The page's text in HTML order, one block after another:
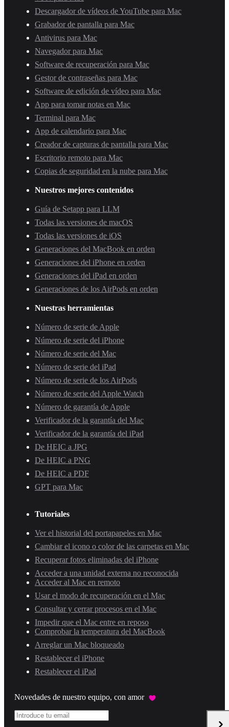
Descargador de vídeos de YouTube para Mac
Grabador de pantalla para Mac
Antivirus para Mac
Navegador para Mac
Software de recuperación para Mac
Gestor de contraseñas para Mac
Software de edición de vídeo para Mac
App para tomar notas en Mac
Terminal para Mac
App de calendario para Mac
Creador de capturas de pantalla para Mac
Escritorio remoto para Mac
Copias de seguridad en la nube para Mac
Nuestros mejores contenidos
Guía de Setapp para LLM
Todas las versiones de macOS
Todas las versiones de iOS
Generaciones del MacBook en orden
Generaciones del iPhone en orden
Generaciones del iPad en orden
Generaciones de los AirPods en orden
Nuestras herramientas
Número de serie de Apple
Número de serie del iPhone
Número de serie del Mac
Número de serie del iPad
Número de serie de los AirPods
Número de serie del Apple Watch
Número de garantía de Apple
Verificador de la garantía del Mac
Verificador de la garantía del iPad
De HEIC a JPG
De HEIC a PNG
De HEIC a PDF
GPT para Mac
Tutoriales
Ver el historial del portapapeles en Mac
Cambiar el icono o color de las carpetas en Mac
Recuperar fotos eliminadas del iPhone
Acceder a una unidad externa no reconocida
Acceder al Mac en remoto
Usar el modo de recuperación en el Mac
Consultar y cerrar procesos en el Mac
Impedir que el Mac entre en reposo
Comprobar la temperatura del MacBook
Arreglar un Mac bloqueado
Restablecer el iPhone
Restablecer el iPad
Novedades de nuestro equipo, con amor